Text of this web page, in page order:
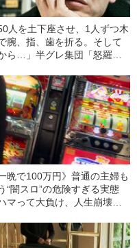
50人を土下座させ、1人ずつ木
腕、指、歯を折る。そして
ら…」半グレ集団「怒羅
一晩で100万円》普通の主婦も
“闇スロ”の危険すぎる実態
ハマって大負け、人生崩壊」